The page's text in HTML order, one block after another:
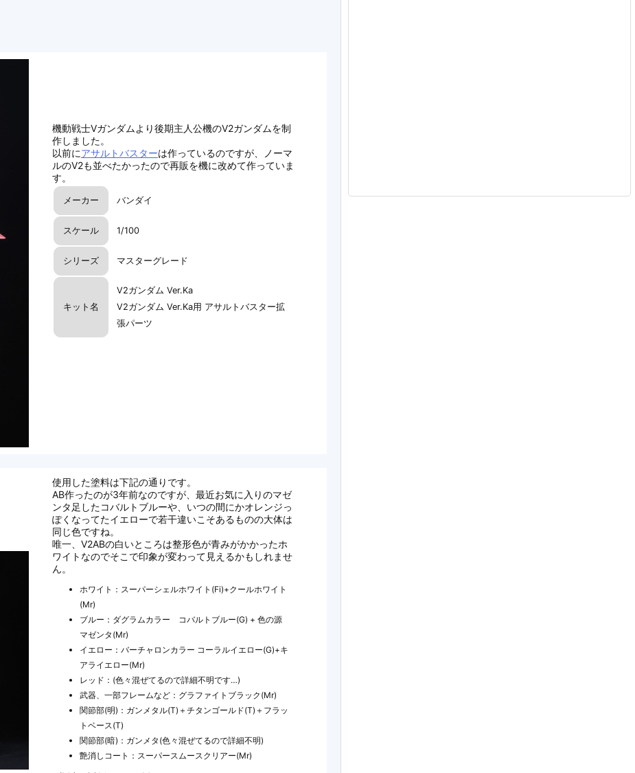
機動戦士Vガンダムより後期主人公機のV2ガンダムを制
作しました。
以前にアサルトバスターは作っているのですが、ノーマ
ルのV2も並べたかったので再販を機に改めて作っていま
す。
メーカー バンダイ
スケール 1/100
シリーズ マスターグレード
キット名
V2ガンダム Ver.Ka
V2ガンダム Ver.Ka用 アサルトバスター拡
張パーツ
使用した塗料は下記の通りです。
AB作ったのが3年前なのですが、最近お気に入りのマゼ
ンタ足したコバルトブルーや、いつの間にかオレンジっ
ぽくなってたイエローで若干違いこそあるものの大体は
同じ色ですね。
唯一、V2ABの白いところは整形色が青みがかかったホ
ワイトなのでそこで印象が変わって見えるかもしれませ
ん。
ホワイト：スーパーシェルホワイト(Fi)+クールホワイト
(Mr)
ブルー：ダグラムカラー コバルトブルー(G) + 色の源
マゼンタ(Mr)
イエロー：バーチャロンカラー コーラルイエロー(G)+キ
アライエロー(Mr)
レッド：(色々混ぜてるので詳細不明です…)
武器、一部フレームなど：グラファイトブラック(Mr)
関節部(明)：ガンメタル(T)＋チタンゴールド(T)＋フラッ
トベース(T)
関節部(暗)：ガンメタ(色々混ぜてるので詳細不明)
艶消しコート：スーパースムースクリアー(Mr)